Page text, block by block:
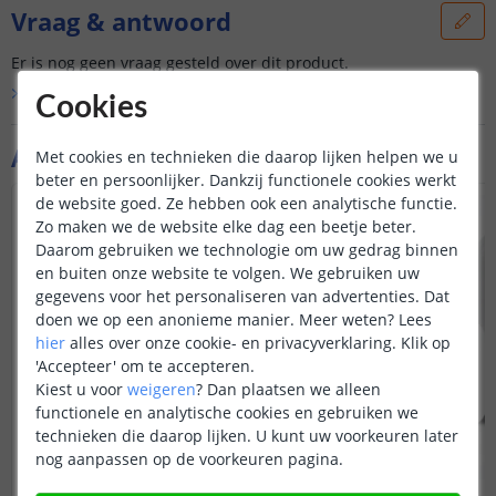
Aanvullende producten
Vraag & antwoord
Er is nog geen vraag gesteld over dit product.
Bekijk alle Vraag & antwoord
Cookies
Met cookies en technieken die daarop lijken helpen we u
beter en persoonlijker. Dankzij functionele cookies werkt
de website goed. Ze hebben ook een analytische functie.
Zo maken we de website elke dag een beetje beter.
Daarom gebruiken we technologie om uw gedrag binnen
en buiten onze website te volgen. We gebruiken uw
gegevens voor het personaliseren van advertenties. Dat
doen we op een anonieme manier. Meer weten? Lees
hier alles over onze cookie- en privacyverklaring. Klik op
'Accepteer' om te accepteren.
Kiest u voor weigeren? Dan plaatsen we alleen
functionele en analytische cookies en gebruiken we
technieken die daarop lijken. U kunt uw voorkeuren later
nog aanpassen op de voorkeuren pagina.